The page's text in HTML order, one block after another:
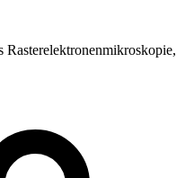
Rasterelektronenmikroskopie,